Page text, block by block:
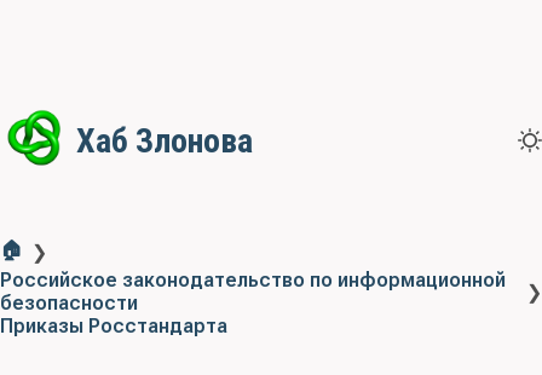
Хаб Злонова
🏠 ❯
Российское законодательство по информационной
безопасности
❯
Приказы Росстандарта